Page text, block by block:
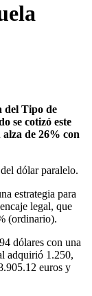
del Tipo de
se cotizó este
de 26% con
dólar paralelo.
estrategia para
legal, que
(ordinario).
dólares con una
adquirió 1.250,
euros y